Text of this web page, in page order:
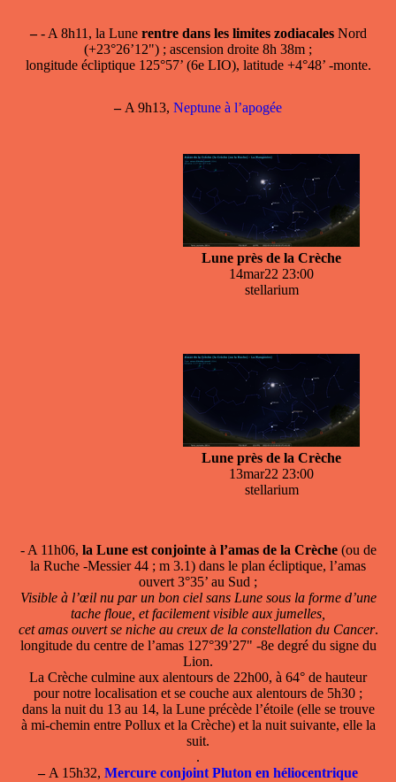
– - A 8h11, la Lune rentre dans les limites zodiacalesNord
(+23°26’12") ; ascension droite 8h 38m ;
longitude écliptique 125°57’ (6e LIO), latitude +4°48’ -monte.
–A 9h13, Neptune à l’apogée
Lune près de la Crèche
14mar22 23:00
stellarium
Lune près de la Crèche
13mar22 23:00
stellarium
- A 11h06, la Lune est conjointe à l’amas de la Crèche(ou de
la Ruche -Messier 44 ; m 3.1) dans le plan écliptique, l’amas
ouvert 3°35’ au Sud ;
Visible à l’œil nu par un bon ciel sans Lune sous la forme d’une
tache floue, et facilement visible aux jumelles,
cet amas ouvert se niche au creux de la constellation du Cancer.
longitude du centre de l’amas 127°39’27" -8e degré du signe du
Lion.
La Crèche culmine aux alentours de 22h00, à 64° de hauteur
pour notre localisation et se couche aux alentours de 5h30 ;
dans la nuit du 13 au 14, la Lune précède l’étoile (elle se trouve
à mi-chemin entre Pollux et la Crèche) et la nuit suivante, elle la
suit.
.
–A 15h32, Mercure conjoint Pluton en héliocentrique